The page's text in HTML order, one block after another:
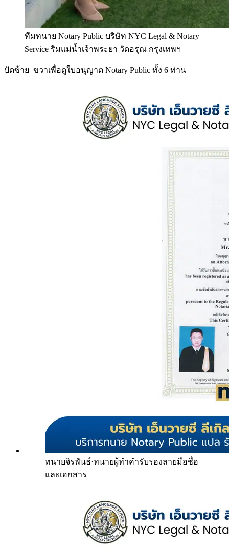
ทีมทนาย Notary Public บริษัท NYC Legal & Notary
Service ริมแม่น้ำเจ้าพระยา วัดอรุณ กรุงเทพฯ
ปัดซ้าย–ขวาเพื่อดูใบอนุญาต Notary Public ทั้ง 6 ท่าน
ทนายจิรพันธ์·ทนายผู้ทำคำรับรองลายมือชื่อ
และเอกสาร